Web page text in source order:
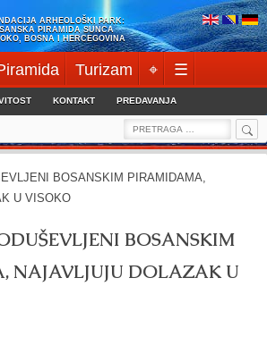
ARHEOLOŠKI PARK:
PIRAMIDA SUNCA
BOSNA I HERCEGOVINA
Turizam ⌖ ☰
KONTAKT PREDAVANJA
Search
for:
BOSANSKIM
NAJAVLJUJU DOLAZAK U